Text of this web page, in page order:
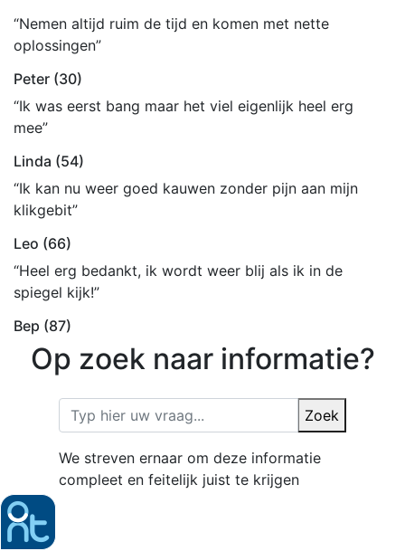
“Nemen altijd ruim de tijd en komen met nette
oplossingen”
Peter (30)
“Ik was eerst bang maar het viel eigenlijk heel erg
mee”
Linda (54)
“Ik kan nu weer goed kauwen zonder pijn aan mijn
klikgebit”
Leo (66)
“Heel erg bedankt, ik wordt weer blij als ik in de
spiegel kijk!”
Bep (87)
Op zoek naar informatie?
Zoek
We streven ernaar om deze informatie
compleet en feitelijk juist te krijgen